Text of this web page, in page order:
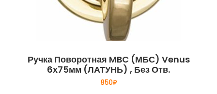
Ручка Поворотная MBC (МБС) Venus
6х75мм (ЛАТУНЬ) , Без Отв.
850₽